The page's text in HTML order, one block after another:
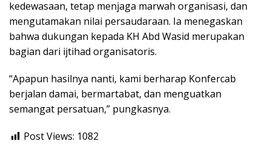
kedewasaan, tetap menjaga marwah organisasi, dan
mengutamakan nilai persaudaraan. Ia menegaskan
bahwa dukungan kepada KH Abd Wasid merupakan
bagian dari ijtihad organisatoris.
“Apapun hasilnya nanti, kami berharap Konfercab
berjalan damai, bermartabat, dan menguatkan
semangat persatuan,” pungkasnya.
Post Views: 1082